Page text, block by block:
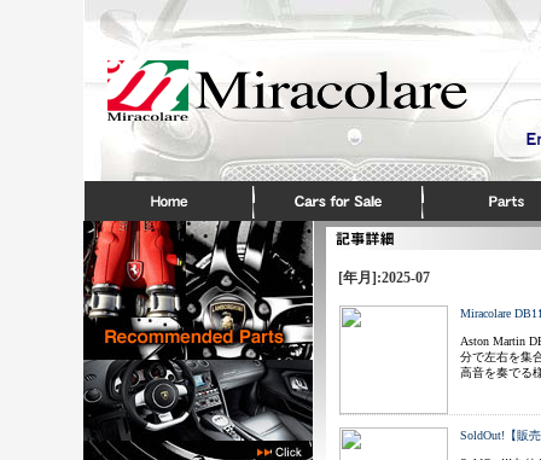
[年月]:2025-07
Miracolare
Aston Martin
分で左右を集
高音を奏でる
SoldOut!【販